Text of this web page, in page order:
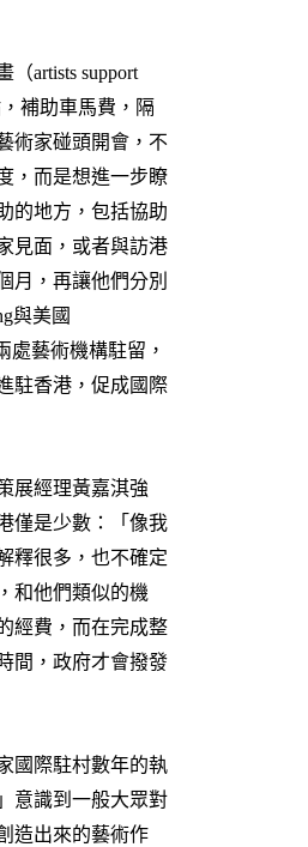
artists support
補助車馬費，隔
術家碰頭開會，不
，而是想進一步瞭
的地方，包括協助
見面，或者與訪港
月，再讓他們分別
與美國
處藝術機構駐留，
駐香港，促成國際
展經理黃嘉淇強
僅是少數：「像我
釋很多，也不確定
和他們類似的機
經費，而在完成整
間，政府才會撥發
國際駐村數年的執
意識到一般大眾對
造出來的藝術作